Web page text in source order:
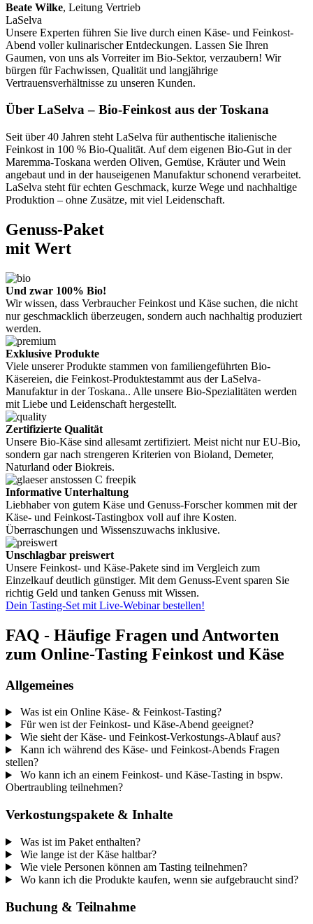
Beate Wilke, Leitung Vertrieb
LaSelva
Unsere Experten führen Sie live durch einen Käse- und Feinkost-
Abend voller kulinarischer Entdeckungen. Lassen Sie Ihren
Gaumen, von uns als Vorreiter im Bio-Sektor, verzaubern! Wir
bürgen für Fachwissen, Qualität und langjährige
Vertrauensverhältnisse zu unseren Kunden.
Über LaSelva – Bio-Feinkost aus der Toskana
Seit über 40 Jahren steht LaSelva für authentische italienische
Feinkost in 100 % Bio-Qualität. Auf dem eigenen Bio-Gut in der
Maremma-Toskana werden Oliven, Gemüse, Kräuter und Wein
angebaut und in der hauseigenen Manufaktur schonend verarbeitet.
LaSelva steht für echten Geschmack, kurze Wege und nachhaltige
Produktion – ohne Zusätze, mit viel Leidenschaft.
Genuss-Paket
mit Wert
Und zwar 100% Bio!
Wir wissen, dass Verbraucher Feinkost und Käse suchen, die nicht
nur geschmacklich überzeugen, sondern auch nachhaltig produziert
werden.
Exklusive Produkte
Viele unserer Produkte stammen von familiengeführten Bio-
Käsereien, die Feinkost-Produktestammt aus der LaSelva-
Manufaktur in der Toskana.. Alle unsere Bio-Spezialitäten werden
mit Liebe und Leidenschaft hergestellt.
Zertifizierte Qualität
Unsere Bio-Käse sind allesamt zertifiziert. Meist nicht nur EU-Bio,
sondern gar nach strengeren Kriterien von Bioland, Demeter,
Naturland oder Biokreis.
Informative Unterhaltung
Liebhaber von gutem Käse und Genuss-Forscher kommen mit der
Käse- und Feinkost-Tastingbox voll auf ihre Kosten.
Überraschungen und Wissenszuwachs inklusive.
Unschlagbar preiswert
Unsere Feinkost- und Käse-Pakete sind im Vergleich zum
Einzelkauf deutlich günstiger. Mit dem Genuss-Event sparen Sie
richtig Geld und tanken Genuss mit Wissen.
Dein Tasting-Set mit Live-Webinar bestellen!
FAQ - Häufige Fragen und Antworten
zum Online-Tasting Feinkost und Käse
Allgemeines
Was ist ein Online Käse- & Feinkost-Tasting?
Für wen ist der Feinkost- und Käse-Abend geeignet?
Wie sieht der Käse- und Feinkost-Verkostungs-Ablauf aus?
Kann ich während des Käse- und Feinkost-Abends Fragen
stellen?
Wo kann ich an einem Feinkost- und Käse-Tasting in bspw.
Obertraubling teilnehmen?
Verkostungspakete & Inhalte
Was ist im Paket enthalten?
Wie lange ist der Käse haltbar?
Wie viele Personen können am Tasting teilnehmen?
Wo kann ich die Produkte kaufen, wenn sie aufgebraucht sind?
Buchung & Teilnahme